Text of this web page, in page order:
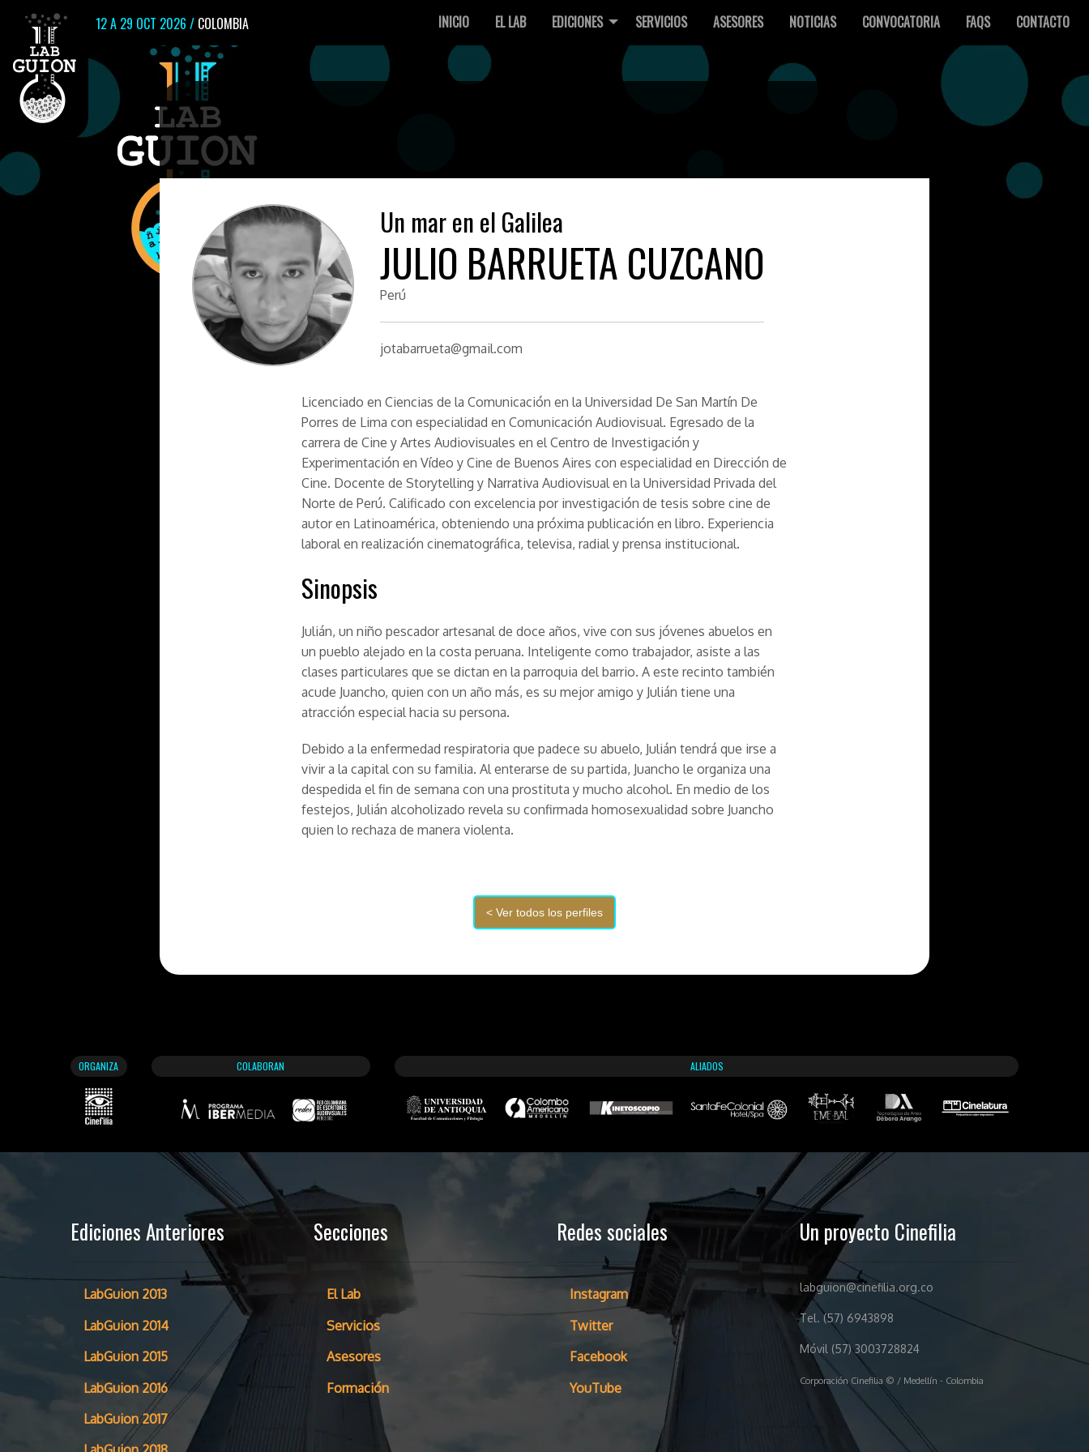
12 A 29 OCT 2026 / COLOMBIA INICIO EL LAB EDICIONES SERVICIOS ASESORES NOTICIAS CONVOCATORIA FAQS CONTACTO
Un mar en el Galilea
JULIO BARRUETA CUZCANO
Perú
jotabarrueta@gmail.com
Licenciado en Ciencias de la Comunicación en la Universidad De San Martín De
Porres de Lima con especialidad en Comunicación Audiovisual. Egresado de la
carrera de Cine y Artes Audiovisuales en el Centro de Investigación y
Experimentación en Vídeo y Cine de Buenos Aires con especialidad en Dirección de
Cine. Docente de Storytelling y Narrativa Audiovisual en la Universidad Privada del
Norte de Perú. Calificado con excelencia por investigación de tesis sobre cine de
autor en Latinoamérica, obteniendo una próxima publicación en libro. Experiencia
laboral en realización cinematográfica, televisa, radial y prensa institucional.
Sinopsis
Julián, un niño pescador artesanal de doce años, vive con sus jóvenes abuelos en
un pueblo alejado en la costa peruana. Inteligente como trabajador, asiste a las
clases particulares que se dictan en la parroquia del barrio. A este recinto también
acude Juancho, quien con un año más, es su mejor amigo y Julián tiene una
atracción especial hacia su persona.
Debido a la enfermedad respiratoria que padece su abuelo, Julián tendrá que irse a
vivir a la capital con su familia. Al enterarse de su partida, Juancho le organiza una
despedida el fin de semana con una prostituta y mucho alcohol. En medio de los
festejos, Julián alcoholizado revela su confirmada homosexualidad sobre Juancho
quien lo rechaza de manera violenta.
ORGANIZA COLABORAN ALIADOS
Ediciones Anteriores
LabGuion 2013
LabGuion 2014
LabGuion 2015
LabGuion 2016
LabGuion 2017
Secciones
El Lab
Servicios
Asesores
Formación
Redes sociales
Instagram
Twitter
Facebook
YouTube
Un proyecto Cinefilia
labguion@cinefilia.org.co
Tel. (57) 6943898
Móvil (57) 3003728824
Corporación Cinefilia © / Medellín - Colombia